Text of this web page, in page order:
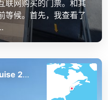
联网购买的门票。和其
等候。首先，我查看了
Ultimate World Cruise 2023/24